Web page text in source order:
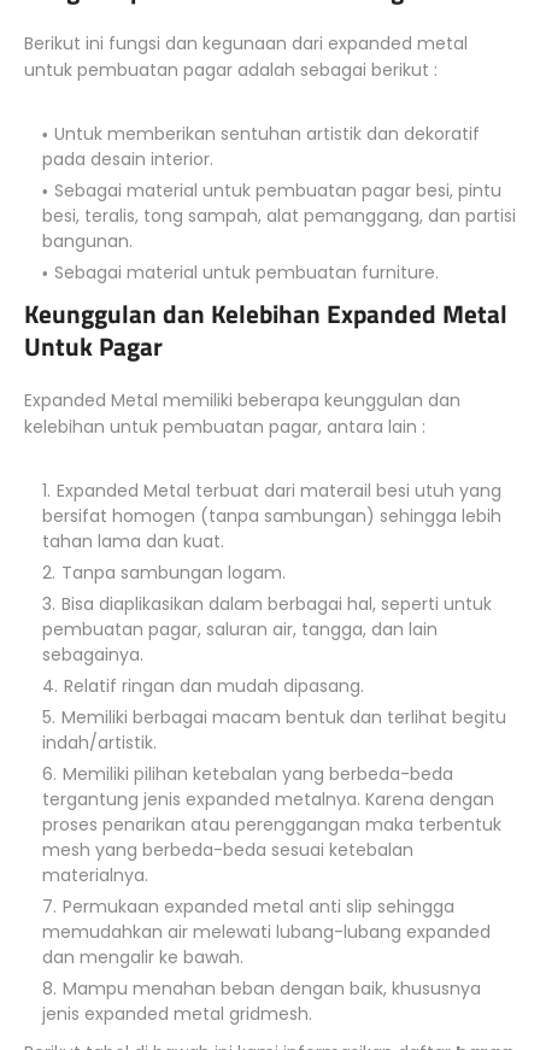
Berikut ini fungsi dan kegunaan dari expanded metal
untuk pembuatan pagar adalah sebagai berikut :
Untuk memberikan sentuhan artistik dan dekoratif
pada desain interior.
Sebagai material untuk pembuatan pagar besi, pintu
besi, teralis, tong sampah, alat pemanggang, dan partisi
bangunan.
Sebagai material untuk pembuatan furniture.
Keunggulan dan Kelebihan Expanded Metal
Untuk Pagar
Expanded Metal memiliki beberapa keunggulan dan
kelebihan untuk pembuatan pagar, antara lain :
Expanded Metal terbuat dari materail besi utuh yang
bersifat homogen (tanpa sambungan) sehingga lebih
tahan lama dan kuat.
Tanpa sambungan logam.
Bisa diaplikasikan dalam berbagai hal, seperti untuk
pembuatan pagar, saluran air, tangga, dan lain
sebagainya.
Relatif ringan dan mudah dipasang.
Memiliki berbagai macam bentuk dan terlihat begitu
indah/artistik.
Memiliki pilihan ketebalan yang berbeda-beda
tergantung jenis expanded metalnya. Karena dengan
proses penarikan atau perenggangan maka terbentuk
mesh yang berbeda-beda sesuai ketebalan
materialnya.
Permukaan expanded metal anti slip sehingga
memudahkan air melewati lubang-lubang expanded
dan mengalir ke bawah.
Mampu menahan beban dengan baik, khususnya
jenis expanded metal gridmesh.